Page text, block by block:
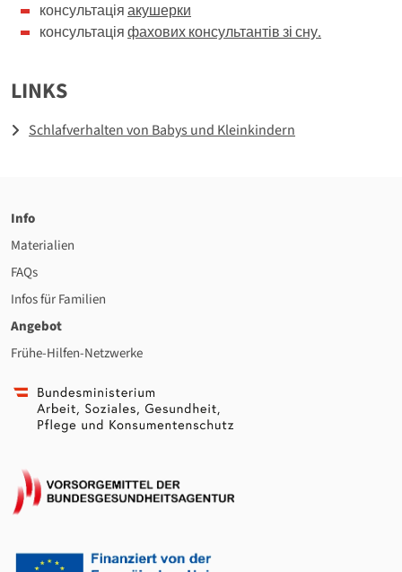
консультаціяакушерки
консультаціяфаховихконсультантів зі сну.
LINKS
Schlafverhalten von Babys und Kleinkindern
Info
Materialien
FAQs
Infos für Familien
Angebot
Frühe-Hilfen-Netzwerke